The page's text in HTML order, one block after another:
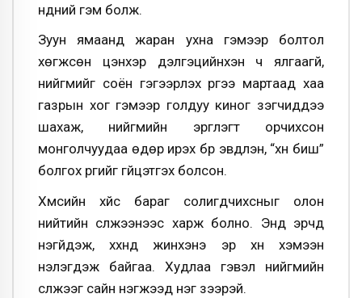
нүдний гэм болж.
Зуун ямаанд жаран ухна гэмээр болтол
хөгжсөн цэнхэр дэлгэцийнхэн ч ялгаагүй,
нийгмийг соён гэгээрүүлэх үүргээ мартаад хаа
газрын хог гэмээр голдуу киног үзэгчиддээ
шахаж, нийгмийн эргүүлэгт орчихсон
монголчуудаа өдөр ирэх бүр эвдлэн, “хүн биш”
болгох үүргийг гүйцэтгэх болсон.
Хүмүүсийн хүйс бараг солигдчихсныг олон
нийтийн сүлжээнээс харж болно. Энд эрчүүд
үнэгүйдэж, хүүхнүүд жинхэнэ эр хүн хэмээн
үнэлэгдэж байгаа. Худлаа гэвэл нийгмийн
сүлжээг сайн нэгжээд нэг үзээрэй.